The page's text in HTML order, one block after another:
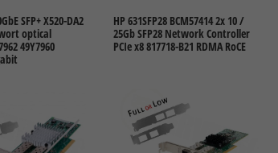
SFP+ X520-DA2
optical
49Y7960
HP 631SFP28 BCM57414 2x 10 /
25Gb SFP28 Network Controller
PCIe x8 817718-B21 RDMA RoCE